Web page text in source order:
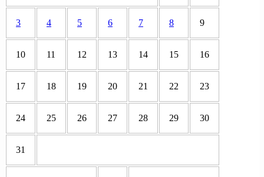
3 4 5 6 7 8 9
10 11 12 13 14 15 16
17 18 19 20 21 22 23
24 25 26 27 28 29 30
31